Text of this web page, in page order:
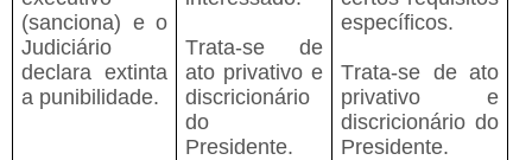
(sanciona) e o
Judiciário
declara extinta
a punibilidade.
Trata-se de
ato privativo e
discricionário
do
Presidente.
específicos.
Trata-se de ato
privativo e
discricionário do
Presidente.